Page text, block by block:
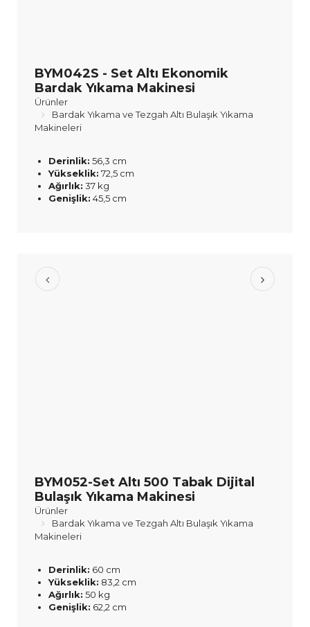
BYM042S - Set Altı Ekonomik
Bardak Yıkama Makinesi
Ürünler
Bardak Yıkama ve Tezgah Altı Bulaşık Yıkama
Makineleri
Derinlik: 56,3 cm
Yükseklik: 72,5 cm
Ağırlık: 37 kg
Genişlik: 45,5 cm
BYM052-Set Altı 500 Tabak Dijital
Bulaşık Yıkama Makinesi
Ürünler
Bardak Yıkama ve Tezgah Altı Bulaşık Yıkama
Makineleri
Derinlik: 60 cm
Yükseklik: 83,2 cm
Ağırlık: 50 kg
Genişlik: 62,2 cm